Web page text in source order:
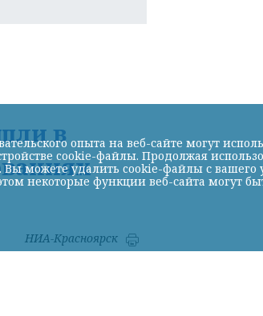
в
НИА-Красноярск
опыта на веб-сайте могут
cookie-файлы. Продолжая
можете удалить cookie-файлы с вашего
некоторые функции веб-сайта могут